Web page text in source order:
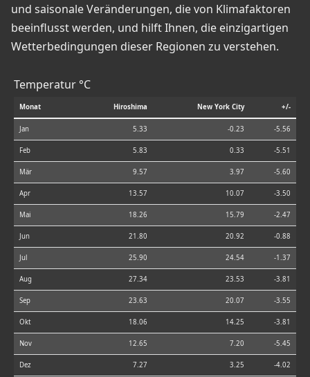
und saisonale Veränderungen, die von Klimafaktoren
beeinflusst werden, und hilft Ihnen, die einzigartigen
Wetterbedingungen dieser Regionen zu verstehen.
Temperatur °C
Monat Hiroshima New York City +/-
Jan 5.33 -0.23 -5.56
Feb 5.83 0.33 -5.51
Mär 9.57 3.97 -5.60
Apr 13.57 10.07 -3.50
Mai 18.26 15.79 -2.47
Jun 21.80 20.92 -0.88
Jul 25.90 24.54 -1.37
Aug 27.34 23.53 -3.81
Sep 23.63 20.07 -3.55
Okt 18.06 14.25 -3.81
Nov 12.65 7.20 -5.45
Dez 7.27 3.25 -4.02